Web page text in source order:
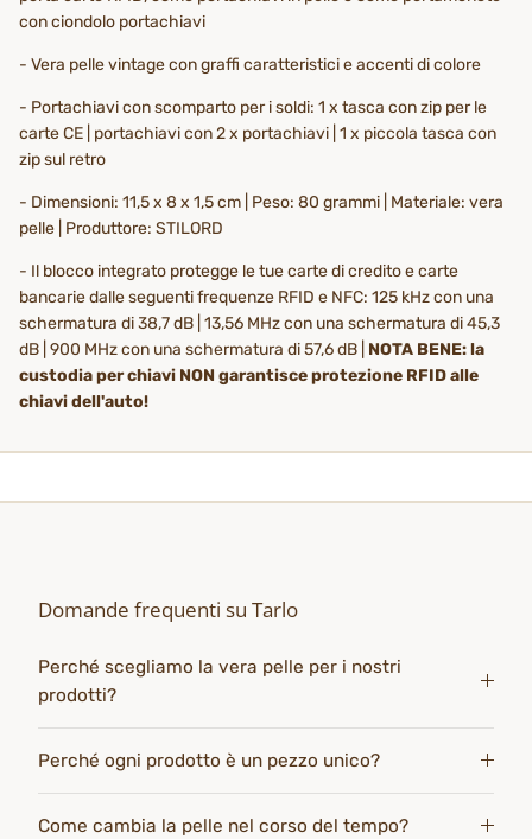
con ciondolo portachiavi
- Vera pelle vintage con graffi caratteristici e accenti di colore
- Portachiavi con scomparto per i soldi: 1 x tasca con zip per le
carte CE | portachiavi con 2 x portachiavi | 1 x piccola tasca con
zip sul retro
- Dimensioni: 11,5 x 8 x 1,5 cm | Peso: 80 grammi | Materiale: vera
pelle | Produttore: STILORD
- Il blocco integrato protegge le tue carte di credito e carte
bancarie dalle seguenti frequenze RFID e NFC: 125 kHz con una
schermatura di 38,7 dB | 13,56 MHz con una schermatura di 45,3
dB | 900 MHz con una schermatura di 57,6 dB | NOTA BENE: la
custodia per chiavi NON garantisce protezione RFID alle
chiavi dell'auto!
Domande frequenti su Tarlo
Perché scegliamo la vera pelle per i nostri
prodotti?
Perché ogni prodotto è un pezzo unico?
Come cambia la pelle nel corso del tempo?